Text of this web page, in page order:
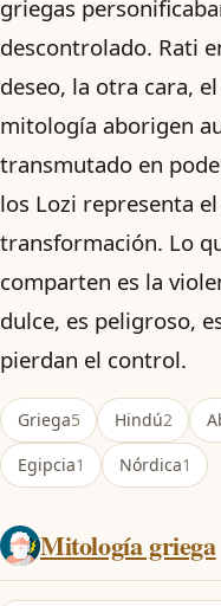
griegas
descontrolado. Rati
deseo, la otra cara,
mitología aborigen
transmutado en
los Lozi representa
transformación. Lo
comparten es la
dulce, es peligroso,
pierdan el control.
Griega5 Hindú2
Egipcia1 Nórdica1
Mitología griega